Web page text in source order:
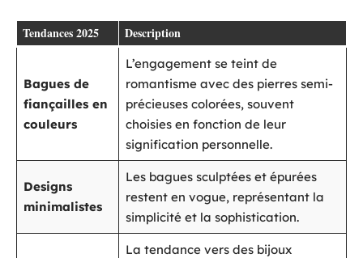
Tendances 2025 Description
Bagues de
fiançailles en
couleurs
L’engagement se teint de
romantisme avec des pierres semi-
précieuses colorées, souvent
choisies en fonction de leur
signification personnelle.
Designs
minimalistes
Les bagues sculptées et épurées
restent en vogue, représentant la
simplicité et la sophistication.
La tendance vers des bijoux